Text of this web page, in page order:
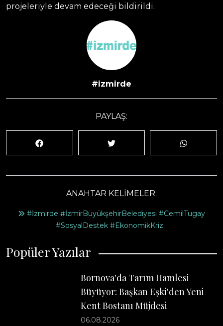
#izmirde
PAYLAŞ:
ANAHTAR KELİMELER:
#İzmirde #İzmirBüyükşehirBelediyesi #CemilTugay
#SosyalDestek #EkonomikKriz
projeleriyle devam edeceği bildirildi.
Popüler Yazılar
Bornova'da Tarım Hamlesi
Büyüyor: Başkan Eşki'den Yeni
Kent Bostanı Müjdesi
06.08.2026